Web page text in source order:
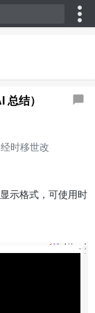
结）
时移世改
示格式，可使用时